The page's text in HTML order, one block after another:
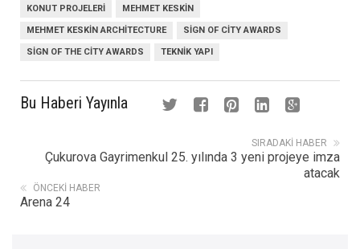
KONUT PROJELERI MEHMET KESKIN
MEHMET KESKIN ARCHITECTURE SIGN OF CITY AWARDS
SIGN OF THE CITY AWARDS TEKNIK YAPI
Bu Haberi Yayınla
SIRADAKI HABER
Çukurova Gayrimenkul 25. yılında 3 yeni projeye imza
atacak
ÖNCEKI HABER
Arena 24